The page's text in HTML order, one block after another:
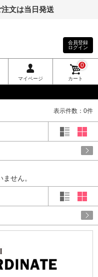
文は当日発送
会員登録
ログイン
マイページ カート
0
表示件数：0件
せん。